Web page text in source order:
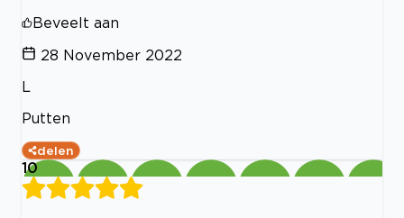
Beveelt aan
28 November 2022
L
Putten
delen
10